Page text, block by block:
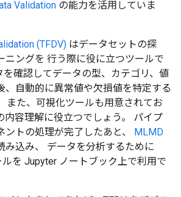
Validation の能力を活用していま
(TFDV) はデータセットの探
ニングを 行う際に役に立つツールで
を確認してデータの型、カテゴリ、値
、自動的に異常値や欠損値を特定する
また、可視化ツールも用意されてお
内容理解に役立つでしょう。 パイプ
ントの処理が完了したあと、 MLMD
み込み、 データを分析するために
を Jupyter ノートブック上で利用で